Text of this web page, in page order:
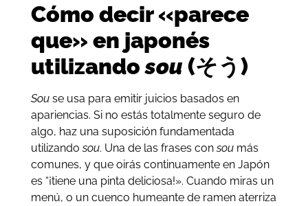
Cómo decir «parece
que» en japonés
utilizandosou(そう)
Sou se usa para emitir juicios basados en
apariencias. Si no estás totalmente seguro de
algo, haz una suposición fundamentada
utilizandosou. Una de las frases consoumás
comunes, y que oirás continuamente en Japón
es “¡tiene una pinta deliciosa!». Cuando miras un
menú, o un cuenco humeante de ramen aterriza